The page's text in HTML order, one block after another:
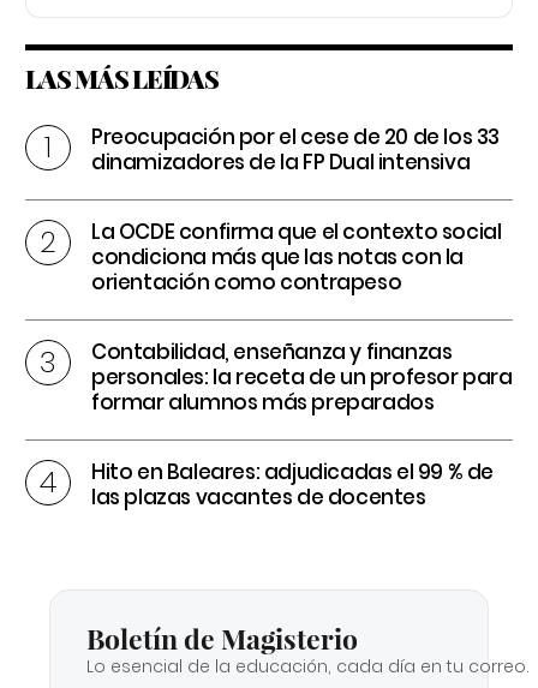
LAS MÁS LEÍDAS
Preocupación por el cese de 20 de los 33
dinamizadores de la FP Dual intensiva
La OCDE confirma que el contexto social
condiciona más que las notas con la
orientación como contrapeso
Contabilidad, enseñanza y finanzas
personales: la receta de un profesor para
formar alumnos más preparados
Hito en Baleares: adjudicadas el 99 % de
las plazas vacantes de docentes
Boletín de Magisterio
Lo esencial de la educación, cada día en tu correo.